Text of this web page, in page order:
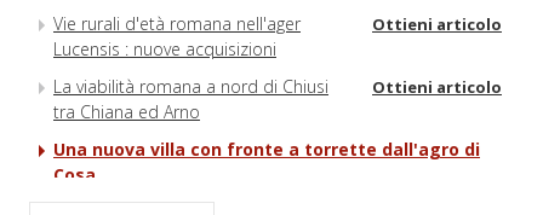
Vie rurali d'età romana nell'ager
Lucensis : nuove acquisizioni
Ottieni articolo
La viabilità romana a nord di Chiusi
tra Chiana ed Arno
Ottieni articolo
Una nuova villa con fronte a torrette dall'agro di
Cosa